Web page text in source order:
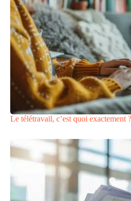
Le télétravail, c’est quoi exactement ?